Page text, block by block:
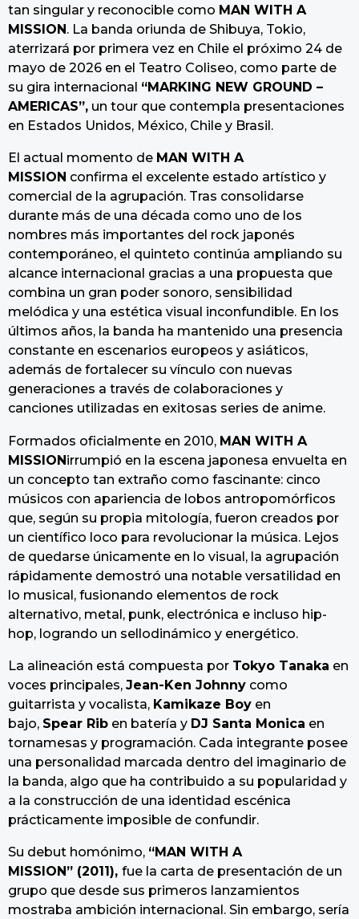
g
o
tan singular y reconocible como MAN WITH A
MISSION. La banda oriunda de Shibuya, Tokio,
aterrizará por primera vez en Chile el próximo 24 de
mayo de 2026 en el Teatro Coliseo, como parte de
su gira internacional “MARKING NEW GROUND –
AMERICAS”, un tour que contempla presentaciones
en Estados Unidos, México, Chile y Brasil.
El actual momento de MAN WITH A
MISSION confirma el excelente estado artístico y
comercial de la agrupación. Tras consolidarse
durante más de una década como uno de los
nombres más importantes del rock japonés
contemporáneo, el quinteto continúa ampliando su
alcance internacional gracias a una propuesta que
combina un gran poder sonoro, sensibilidad
melódica y una estética visual inconfundible. En los
últimos años, la banda ha mantenido una presencia
constante en escenarios europeos y asiáticos,
además de fortalecer su vínculo con nuevas
generaciones a través de colaboraciones y
canciones utilizadas en exitosas series de anime.
Formados oficialmente en 2010, MAN WITH A
MISSIONirrumpió en la escena japonesa envuelta en
un concepto tan extraño como fascinante: cinco
músicos con apariencia de lobos antropomórficos
que, según su propia mitología, fueron creados por
un científico loco para revolucionar la música. Lejos
de quedarse únicamente en lo visual, la agrupación
rápidamente demostró una notable versatilidad en
lo musical, fusionando elementos de rock
alternativo, metal, punk, electrónica e incluso hip-
hop, logrando un sellodinámico y energético.
La alineación está compuesta por Tokyo Tanaka en
voces principales, Jean-Ken Johnny como
guitarrista y vocalista, Kamikaze Boy en
bajo, Spear Rib en batería y DJ Santa Monica en
tornamesas y programación. Cada integrante posee
una personalidad marcada dentro del imaginario de
la banda, algo que ha contribuido a su popularidad y
a la construcción de una identidad escénica
prácticamente imposible de confundir.
Su debut homónimo, “MAN WITH A
MISSION” (2011), fue la carta de presentación de un
grupo que desde sus primeros lanzamientos
mostraba ambición internacional. Sin embargo, sería